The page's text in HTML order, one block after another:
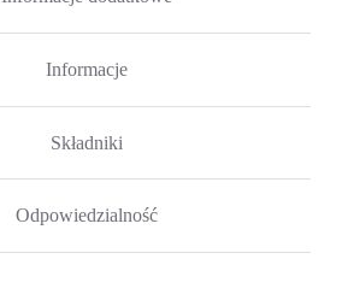
Informacje
Składniki
Odpowiedzialność